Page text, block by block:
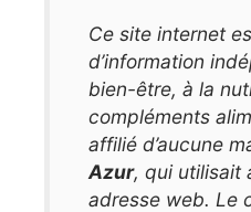
Ce site internet
d’information
bien-être, à la
compléments
affilié d’aucune
Azur, qui utilisait
adresse web. Le